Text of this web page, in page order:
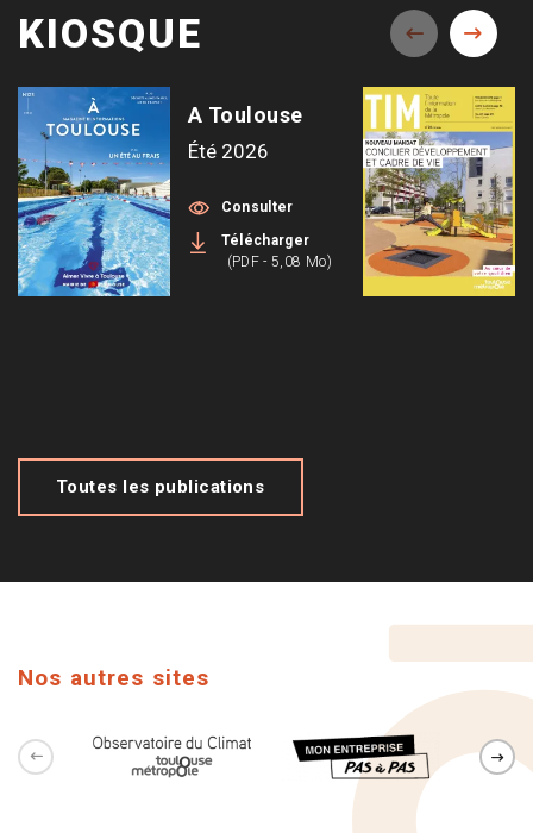
KIOSQUE
A Toulouse
Été 2026
Consulter
Télécharger
(PDF - 5,08 Mo)
Toutes les publications
Nos autres sites